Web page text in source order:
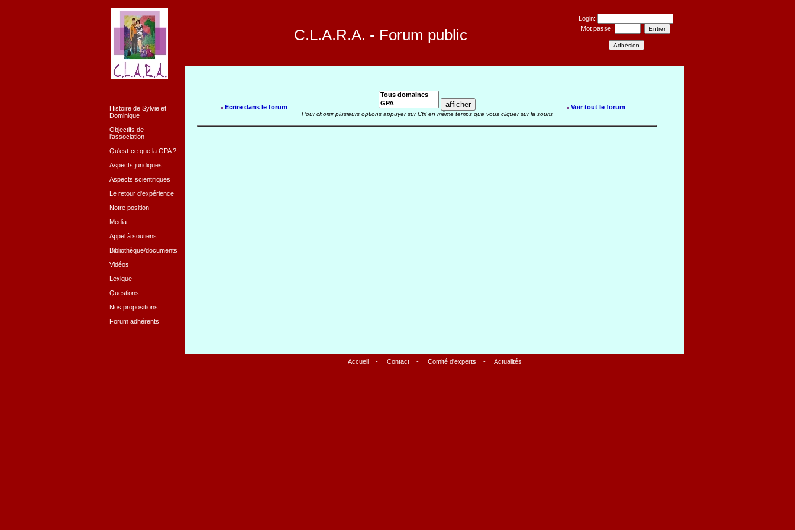
Histoire de Sylvie et
Dominique
Objectifs de
l'association
Qu'est-ce que la GPA ?
Aspects juridiques
Aspects scientifiques
Le retour d'expérience
Notre position
Media
Appel à soutiens
Bibliothèque/documents
Vidéos
Lexique
Questions
Nos propositions
Forum adhérents
C.L.A.R.A. - Forum public
Login:
Mot passe:
Ecrire dans le forum
Pour choisir plusieurs options appuyer sur Ctrl en même temps que vous cliquer sur la souris
Voir tout le forum
Accueil- Contact- Comité d'experts - Actualités